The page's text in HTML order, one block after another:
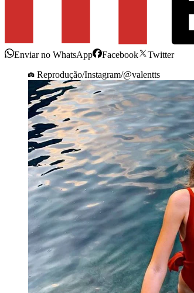
Enviar no WhatsApp Facebook
Twitter
Reprodução/Instagram/@valentts